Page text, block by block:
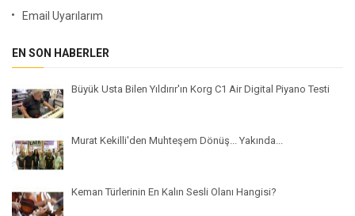
Email Uyarılarım
EN SON HABERLER
Büyük Usta Bilen Yıldırır'ın Korg C1 Air Digital Piyano Testi
Murat Kekilli'den Muhteşem Dönüş... Yakında...
Keman Türlerinin En Kalın Sesli Olanı Hangisi?